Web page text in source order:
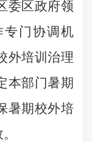
委区政府领
专门协调机
外培训治理
本部门暑期
暑期校外培